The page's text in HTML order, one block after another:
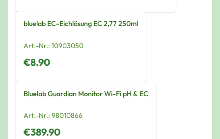
bluelab EC-Eichlösung EC 2,77 250ml
Art.-Nr.: 10903050
€8.90
Bluelab Guardian Monitor Wi-Fi pH & EC
Art.-Nr.: 98010866
€389.90